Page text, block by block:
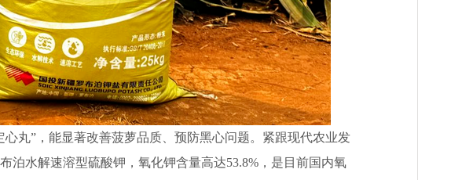
丸”，能显著改善菠萝品质、预防黑心问题。紧跟现代农业发
泊水解速溶型硫酸钾，氧化钾含量高达53.8%，是目前国内氧